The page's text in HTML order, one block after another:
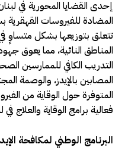
إحدى القضايا المحورية في
المضادة للفيروسات
تتعلق بتوزيعها بشكل متساوٍ
المناطق النائية، مما يعوق
التدريب الكافي للممارسين
المصابين بالإيدز، والوصمة
المتوفرة حول الوقاية من
فعالية برامج الوقاية والعلاج في
البرنامج الوطني لمكافحة